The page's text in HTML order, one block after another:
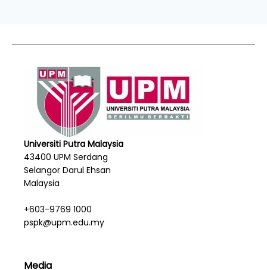
Universiti Putra Malaysia
43400 UPM Serdang
Selangor Darul Ehsan
Malaysia
+603-9769 1000
pspk@upm.edu.my
Media